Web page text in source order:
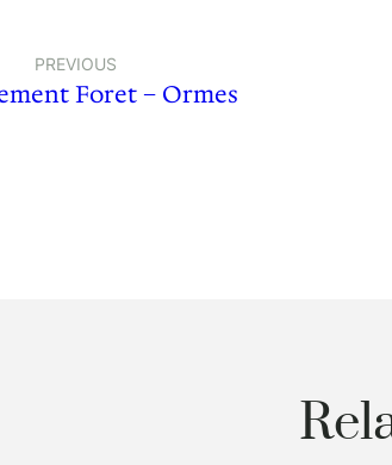
PREVIOUS
Foret – Ormes